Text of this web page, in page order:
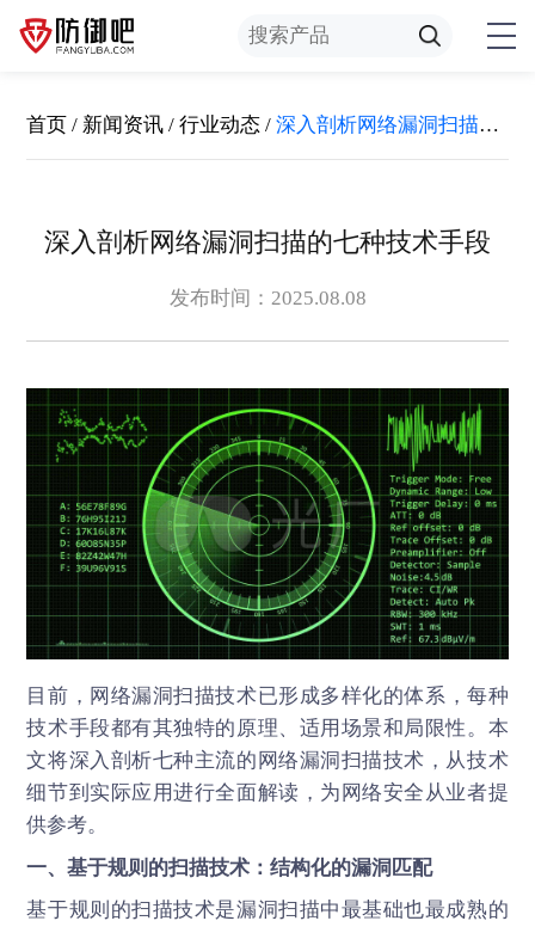
首页 / 新闻资讯 /行业动态 /深入剖析网络漏洞扫描的七种技术手段
深入剖析网络漏洞扫描的七种技术手段
发布时间：2025.08.08
目前，网络漏洞扫描技术已形成多样化的体系，每种
技术手段都有其独特的原理、适用场景和局限性。本
文将深入剖析七种主流的网络漏洞扫描技术，从技术
细节到实际应用进行全面解读，为网络安全从业者提
供参考。
一、基于规则的扫描技术：结构化的漏洞匹配
基于规则的扫描技术是漏洞扫描中最基础也最成熟的